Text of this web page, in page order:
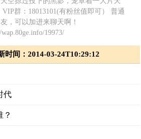
群：18013101(有粉丝值即可） 普通
，可以加进来聊天啊！
19973/
时间：2014-03-24T10:29:12
代
？